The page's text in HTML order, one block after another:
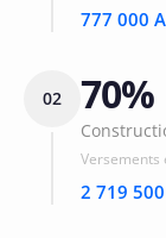
777 000
02 70%
Versements
2 719 500